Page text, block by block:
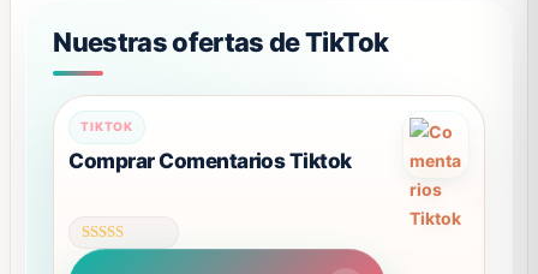
Nuestras ofertas de TikTok
TIKTOK
Comprar Comentarios Tiktok
Valorado